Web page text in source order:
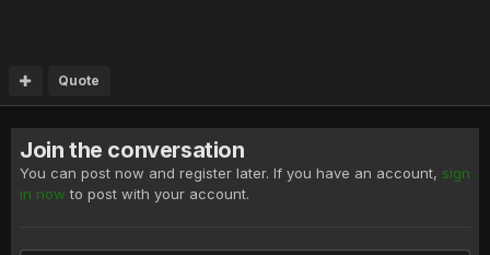
Quote
Join the conversation
You can post now and register later. If you have an account, sign
in now to post with your account.